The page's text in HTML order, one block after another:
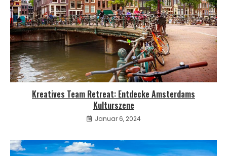
Kreatives Team Retreat: Entdecke Amsterdams
Kulturszene
Januar 6, 2024